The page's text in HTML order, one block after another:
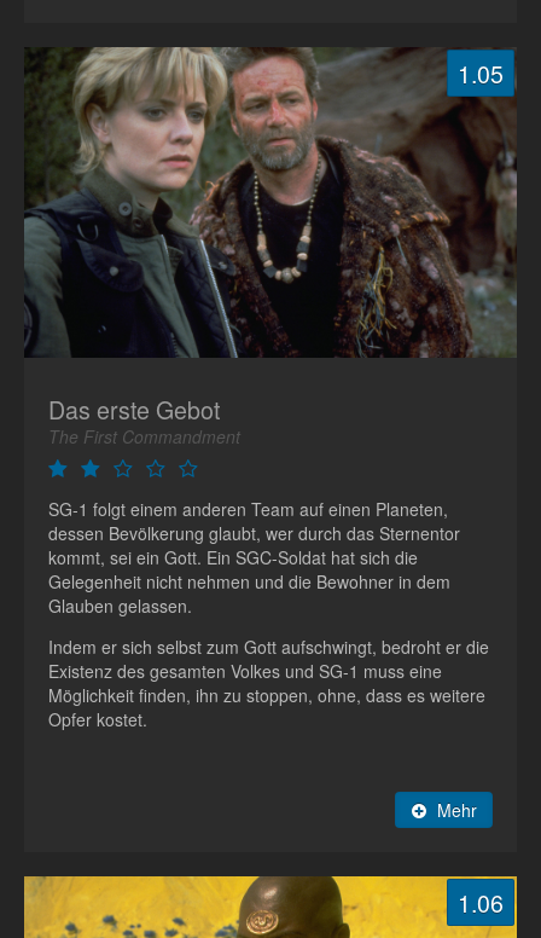
1.05
Das erste Gebot
The First Commandment
SG-1 folgt einem anderen Team auf einen Planeten,
dessen Bevölkerung glaubt, wer durch das Sternentor
kommt, sei ein Gott. Ein SGC-Soldat hat sich die
Gelegenheit nicht nehmen und die Bewohner in dem
Glauben gelassen.
Indem er sich selbst zum Gott aufschwingt, bedroht er die
Existenz des gesamten Volkes und SG-1 muss eine
Möglichkeit finden, ihn zu stoppen, ohne, dass es weitere
Opfer kostet.
Mehr
1.06